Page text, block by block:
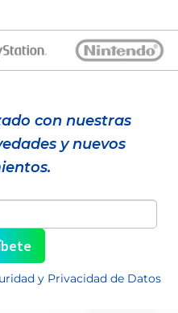
con nuestras
y nuevos
y Privacidad de Datos